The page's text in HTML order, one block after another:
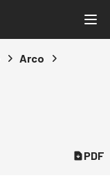
Arco
PDF